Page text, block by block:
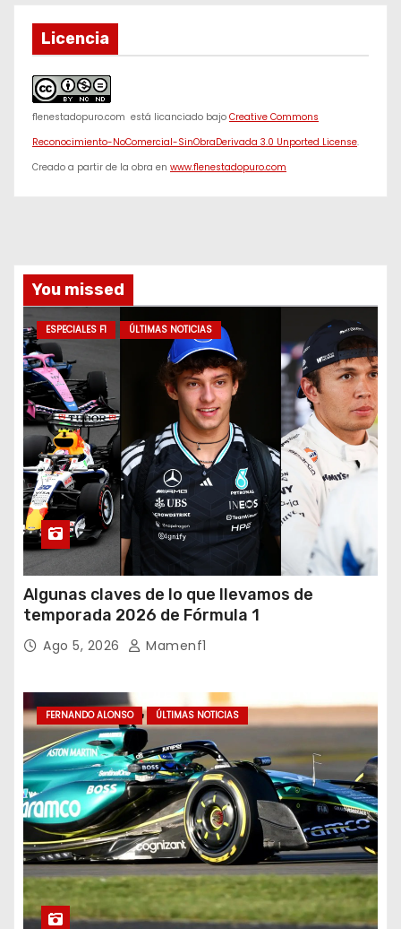
Licencia
f1enestadopuro.com está licanciado bajo Creative Commons
Reconocimiento-NoComercial-SinObraDerivada 3.0 Unported License.
Creado a partir de la obra en www.f1enestadopuro.com
You missed
ESPECIALES F1 ÚLTIMAS NOTICIAS
Algunas claves de lo que llevamos de
temporada 2026 de Fórmula 1
Ago 5, 2026 Mamenf1
FERNANDO ALONSO ÚLTIMAS NOTICIAS